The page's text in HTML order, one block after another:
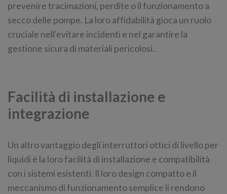
prevenire tracimazioni, perdite o il funzionamento a
secco delle pompe. La loro affidabilità gioca un ruolo
cruciale nell'evitare incidenti e nel garantire la
gestione sicura di materiali pericolosi..
Facilità di installazione e
integrazione
Un altro vantaggio degli interruttori ottici di livello per
liquidi è la loro facilità di installazione e compatibilità
con i sistemi esistenti. Il loro design compatto e il
meccanismo di funzionamento semplice li rendono